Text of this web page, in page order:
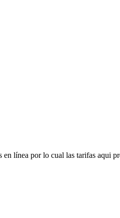
línea por lo cual las tarifas aqui